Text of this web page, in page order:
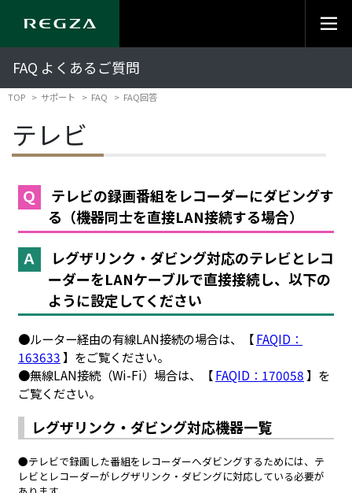
FAQ よくあるご質問
TOP サポート FAQ FAQ回答
テレビ